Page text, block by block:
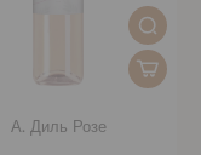
А. Диль Розе